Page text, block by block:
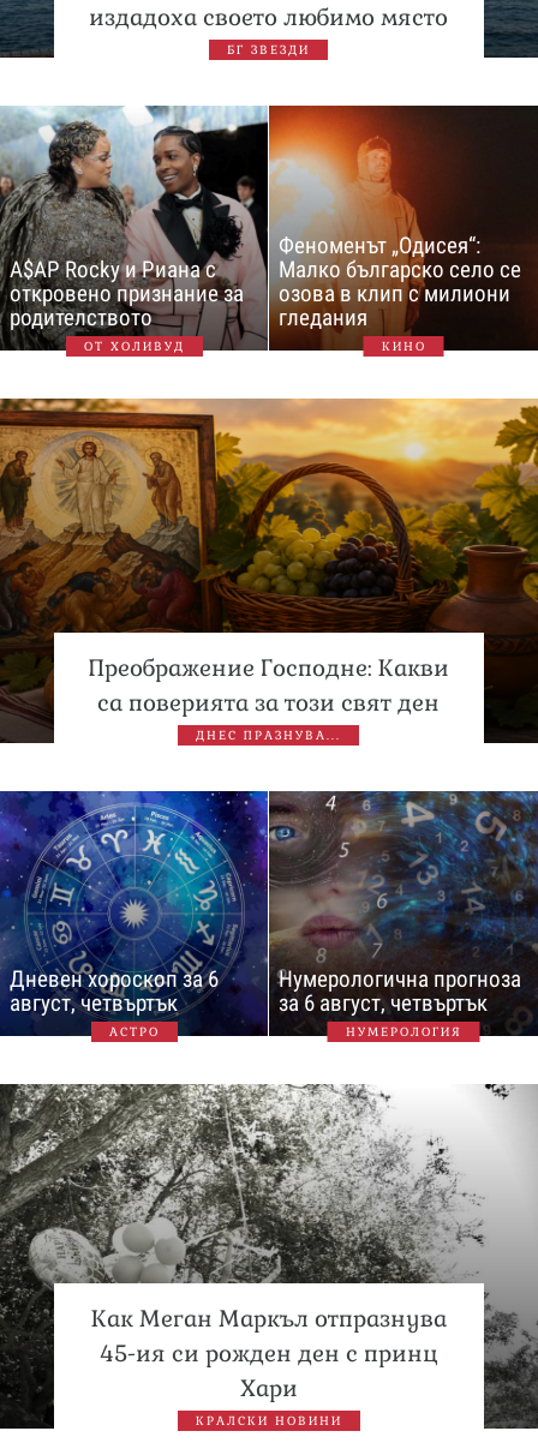
издадоха своето любимо място
БГ ЗВЕЗДИ
A$AP Rocky и Риана с
откровено признание за
родителството
ОТ ХОЛИВУД
Феноменът „Одисея“:
Малко българско село се
озова в клип с милиони
гледания
КИНО
Преображение Господне: Какви
са поверията за този свят ден
ДНЕС ПРАЗНУВА...
Дневен хороскоп за 6
август, четвъртък
АСТРО
Нумерологична прогноза
за 6 август, четвъртък
НУМЕРОЛОГИЯ
Как Меган Маркъл отпразнува
45-ия си рожден ден с принц
Хари
КРАЛСКИ НОВИНИ